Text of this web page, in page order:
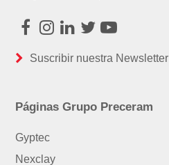
Facebook
Instagram
LinkedIn
TwitterYoutube
Suscribir nuestra Newsletter
Páginas Grupo Preceram
Gyptec
Nexclay